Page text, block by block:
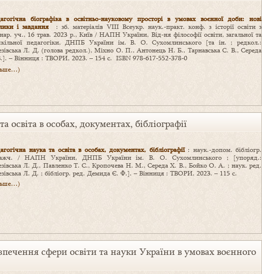
біографіка в освітньо-науковому просторі в умовах воєнної доби: нові
і завдання : зб. матеріалів VІІІ Всеукр. наук.-практ. конф. з історії освіти з
уч., 16 трав. 2023 р., Київ / НАПН України, Від-ня філософії освіти, загальної та
педагогіки, ДНПБ України ім. В. О. Сухомлинського [та ін. ; редкол.:
Л. Д. (голова редкол.), Міхно О. П., Антонець Н. Б., Тарнавська С. В., Середа
– Вінниця : ТВОРИ, 2023. – 154 с. ISBN 978-617-552-378-0
освіта в особах, документах, бібліографії
наука та освіта в особах, документах, бібліографії: наук.-допом. бібліогр.
/ НАПН України, ДНПБ України ім. В. О. Сухомлинського ; [упоряд.:
Л. Д., Павленко Т. С., Кропочева Н. М., Середа Х. В., Бойко О. А. ; наук. ред.
Л. Д. ; бібліогр. ред. Демида Є. Ф.]. – Вінниця : ТВОРИ, 2023. – 115 с.
сфери освіти та науки України в умовах воєнного